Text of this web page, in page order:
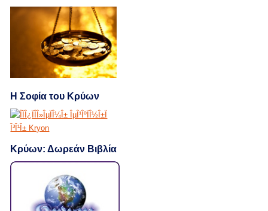
Η Σοφία του Κρύων
Κρύων: Δωρεάν Βιβλία